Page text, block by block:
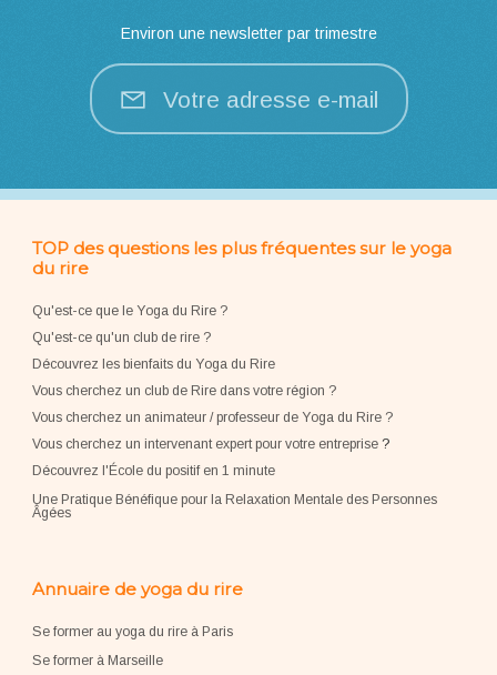
Environ une newsletter par trimestre
Votre adresse e-mail
TOP des questions les plus fréquentes sur le yoga
du rire
Qu'est-ce que le Yoga du Rire ?
Qu'est-ce qu'un club de rire ?
Découvrez les bienfaits du Yoga du Rire
Vous cherchez un club de Rire dans votre région ?
Vous cherchez un animateur / professeur de Yoga du Rire ?
Vous cherchez un intervenant expert pour votre entreprise?
Découvrez l'École du positif en 1 minute
Une Pratique Bénéfique pour la Relaxation Mentale des Personnes
Âgées
Annuaire de yoga du rire
Se former au yoga du rire à Paris
Se former à Marseille